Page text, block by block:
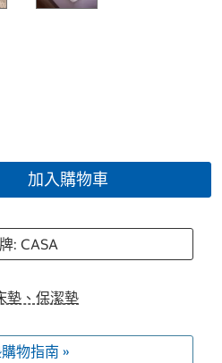
加入購物車
: CASA
墊、保潔墊
物指南 »